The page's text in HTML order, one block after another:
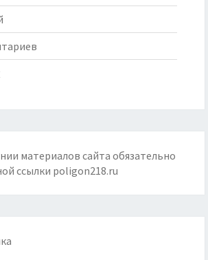
материалов сайта обязательно
ссылки poligon218.ru